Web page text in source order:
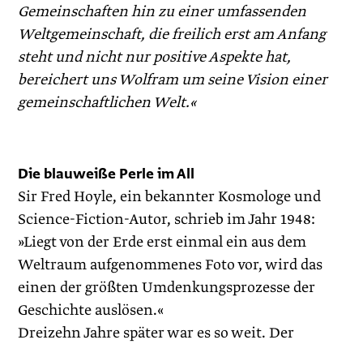
Gemeinschaften hin zu einer umfassenden
Weltgemeinschaft, die freilich erst am Anfang
steht und nicht nur positive Aspekte hat,
bereichert uns Wolfram um seine Vision einer
gemeinschaftlichen Welt.«
Die blauweiße Perle im All
Sir Fred Hoyle, ein bekannter Kosmologe und
Science-Fiction-Autor, schrieb im Jahr 1948:
»Liegt von der Erde erst einmal ein aus dem
Weltraum aufgenommenes Foto vor, wird das
einen der größten Umdenkungsprozesse der
Geschichte auslösen.«
Dreizehn Jahre später war es so weit. Der